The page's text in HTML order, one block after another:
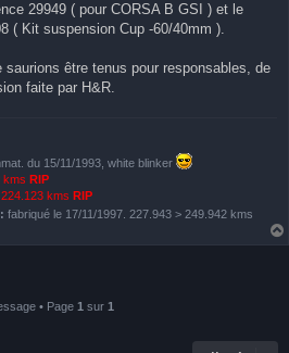
29949 ( pour CORSA B GSI ) et le
( Kit suspension Cup -60/40mm ).
être tenus pour responsables, de
faite par H&R.
du 15/11/1993, white blinker
kms RIP
kms RIP
: fabriqué le 17/11/1997. 227.943 > 249.942 kms
• Page 1 sur 1